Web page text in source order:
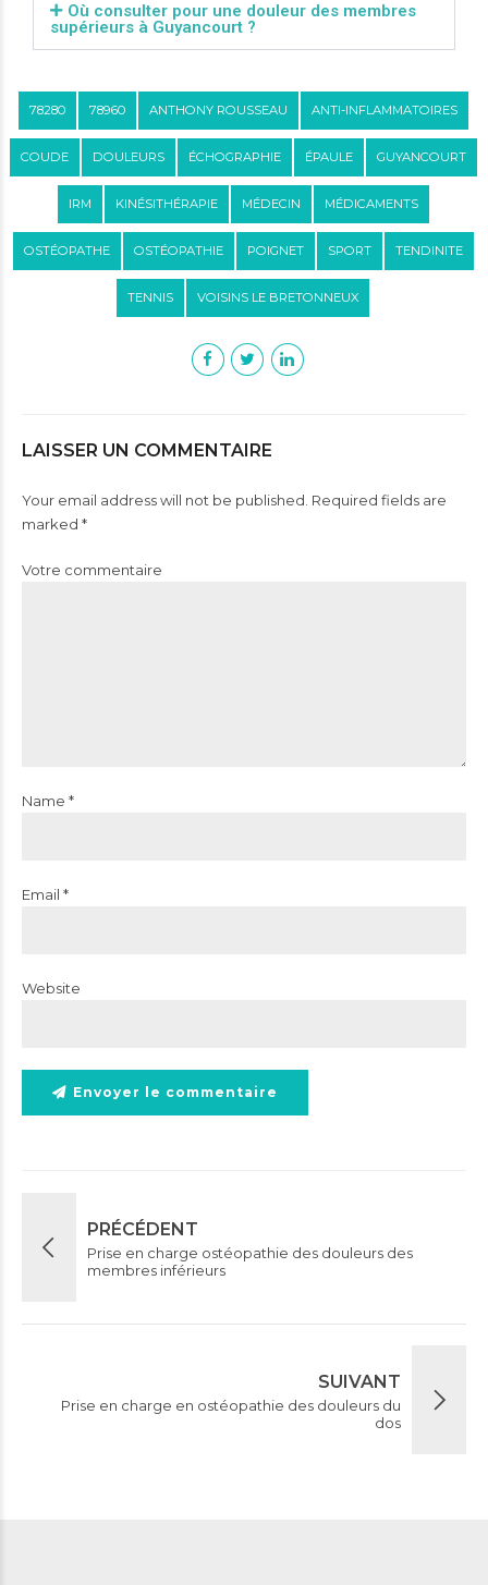
Où consulter pour une douleur des membres
supérieurs à Guyancourt ?
78280 78960 ANTHONY ROUSSEAU ANTI-INFLAMMATOIRES
COUDE DOULEURS ÉCHOGRAPHIE ÉPAULE GUYANCOURT
IRM KINÉSITHÉRAPIE MÉDECIN MÉDICAMENTS
OSTÉOPATHE OSTÉOPATHIE POIGNET SPORT TENDINITE
TENNIS VOISINS LE BRETONNEUX
LAISSER UN COMMENTAIRE
Your email address will not be published. Required fields are
marked *
Votre commentaire
Name *
Email *
Website
Envoyer le commentaire
PRÉCÉDENT
Prise en charge ostéopathie des douleurs des
membres inférieurs
SUIVANT
Prise en charge en ostéopathie des douleurs du
dos